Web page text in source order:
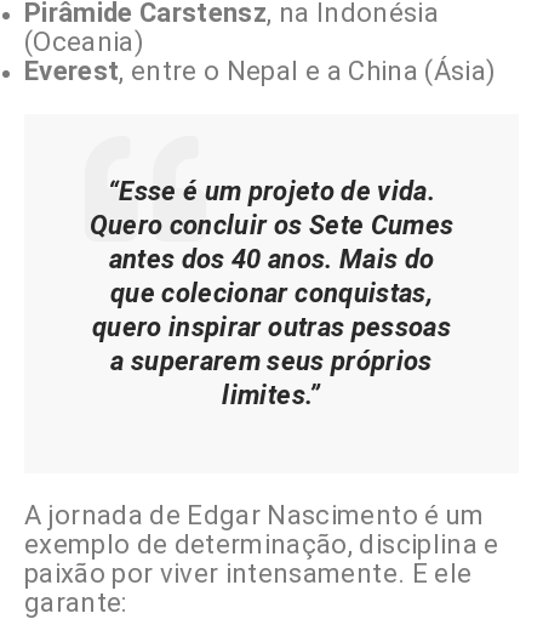
Pirâmide Carstensz, na Indonésia
(Oceania)
Everest, entre o Nepal e a China (Ásia)
“Esse é um projeto de vida.
Quero concluir os Sete Cumes
antes dos 40 anos. Mais do
que colecionar conquistas,
quero inspirar outras pessoas
a superarem seus próprios
limites.”
A jornada de Edgar Nascimento é um
exemplo de determinação, disciplina e
paixão por viver intensamente. E ele
garante: